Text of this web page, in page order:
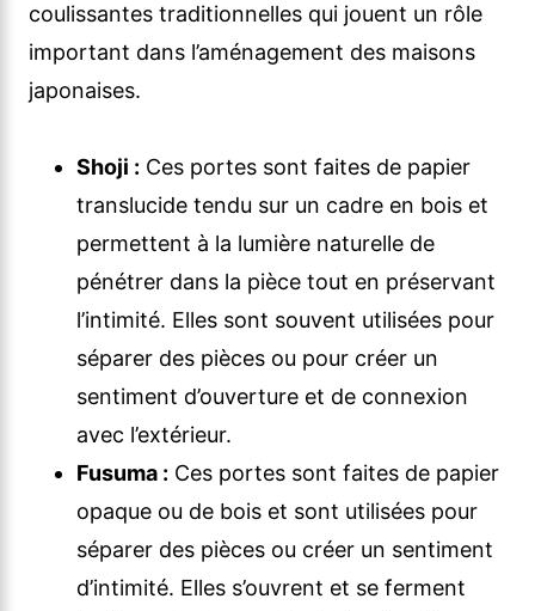
coulissantes traditionnelles qui jouent un rôle
important dans l’aménagement des maisons
japonaises.
Shoji : Ces portes sont faites de papier
translucide tendu sur un cadre en bois et
permettent à la lumière naturelle de
pénétrer dans la pièce tout en préservant
l’intimité. Elles sont souvent utilisées pour
séparer des pièces ou pour créer un
sentiment d’ouverture et de connexion
avec l’extérieur.
Fusuma : Ces portes sont faites de papier
opaque ou de bois et sont utilisées pour
séparer des pièces ou créer un sentiment
d’intimité. Elles s’ouvrent et se ferment